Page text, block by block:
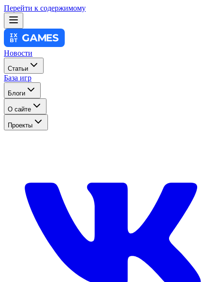
Перейти к содержимому
Новости
Статьи
База игр
Блоги
О сайте
Проекты